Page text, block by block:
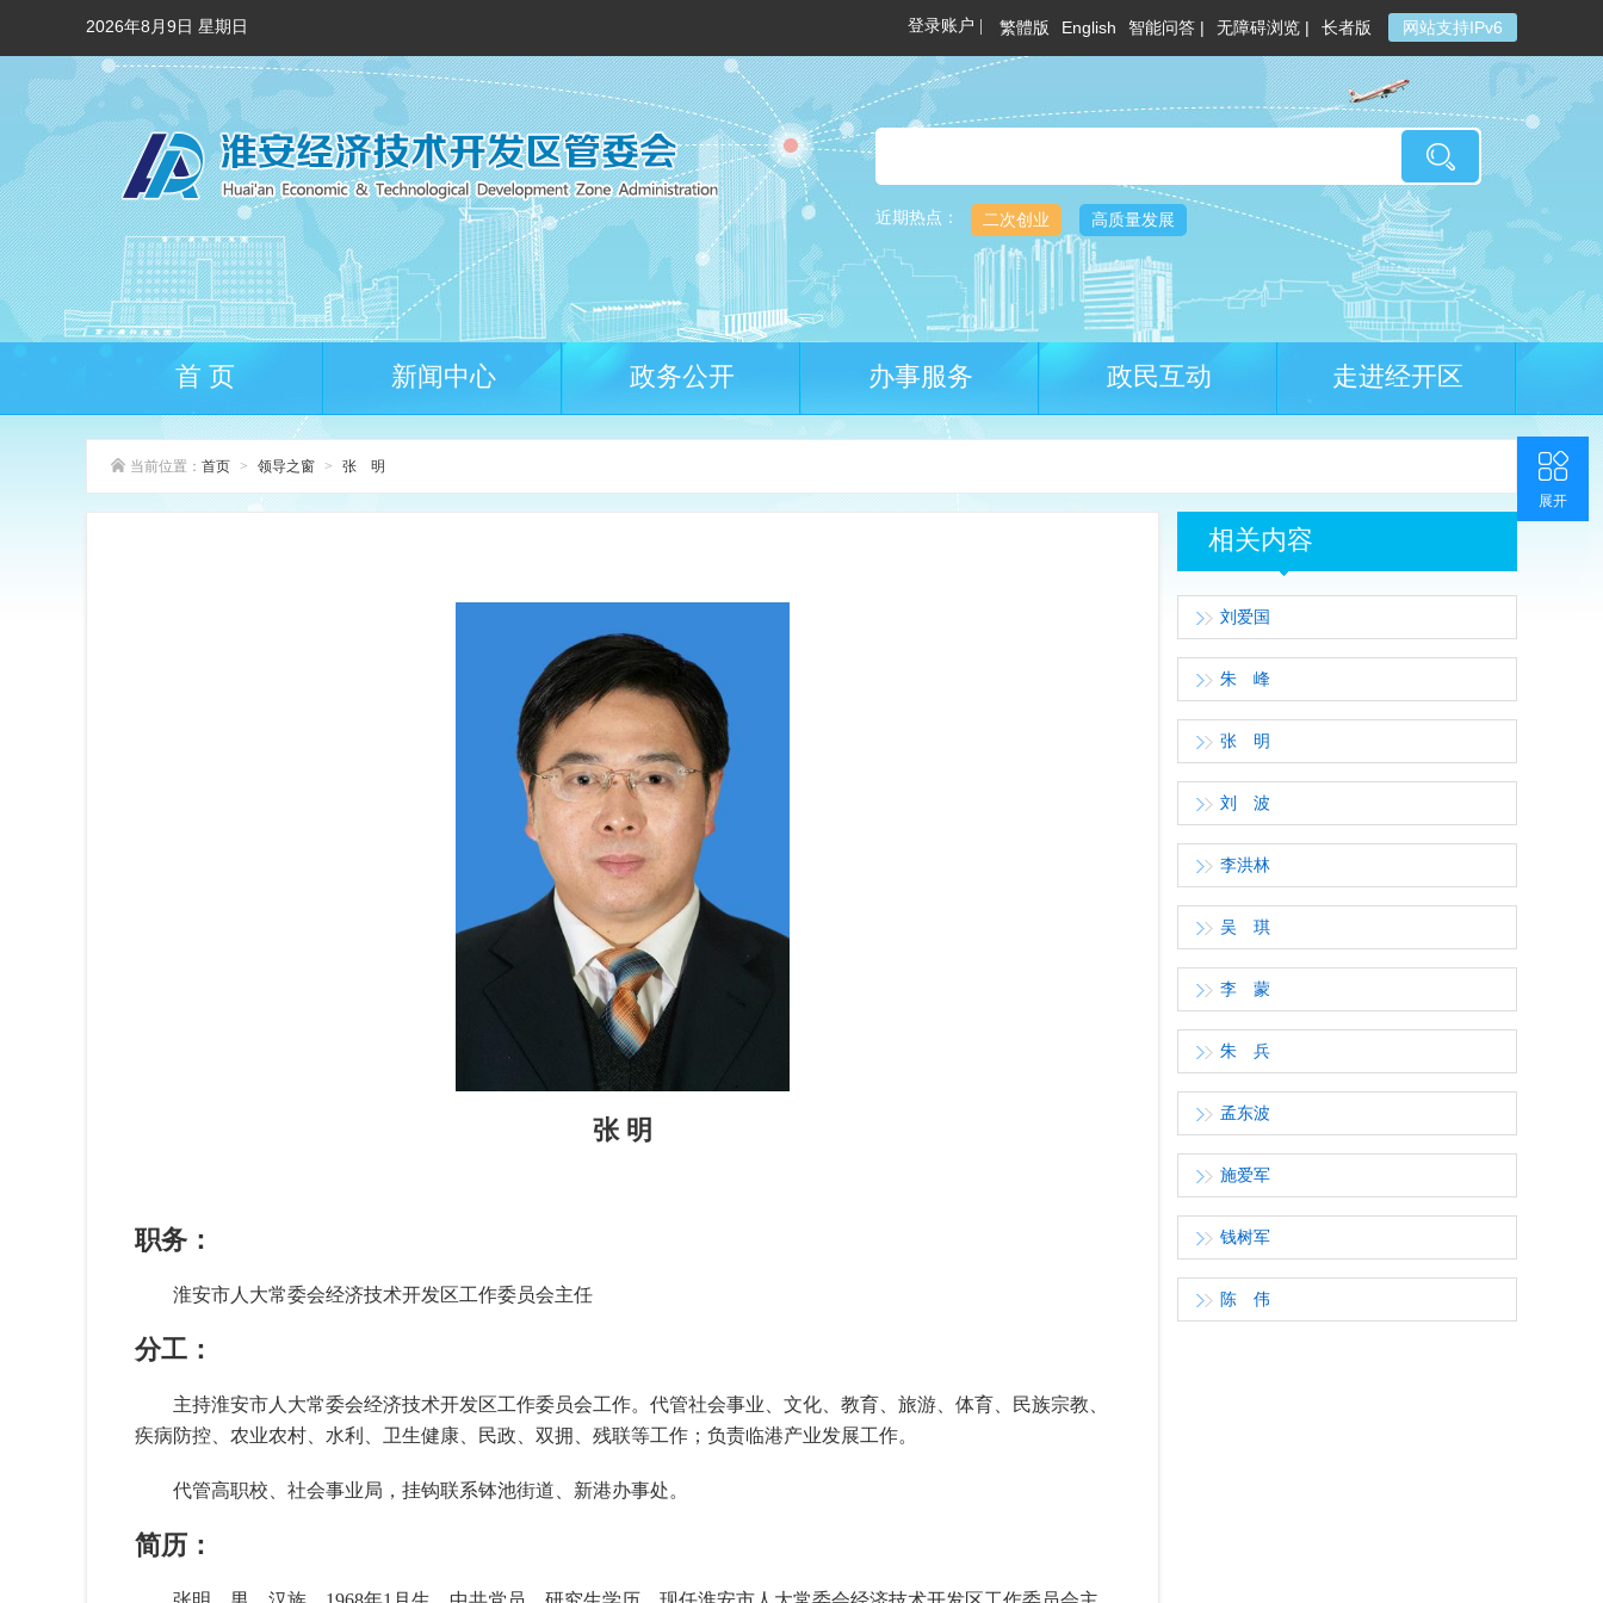
2026年8月9日 星期日 繁體版 English 智能问答 | 无障碍浏览 | 长者版 网站支持IPv6
近期热点： 二次创业 高质量发展
首 页 新闻中心 政务公开 办事服务 政民互动 走进经开区
当前位置： 首页 > 领导之窗 > 张 明
张 明
职务：
淮安市人大常委会经济技术开发区工作委员会主任
分工：
主持淮安市人大常委会经济技术开发区工作委员会工作。代管社会事业、文化、教育、旅游、体育、民族宗教、
疾病防控、农业农村、水利、卫生健康、民政、双拥、残联等工作；负责临港产业发展工作。
代管高职校、社会事业局，挂钩联系钵池街道、新港办事处。
简历：
相关内容
刘爱国
朱 峰
张 明
刘 波
李洪林
吴 琪
李 蒙
朱 兵
孟东波
施爱军
钱树军
陈 伟
联系我们
官方微博
返回顶部
收起
展开